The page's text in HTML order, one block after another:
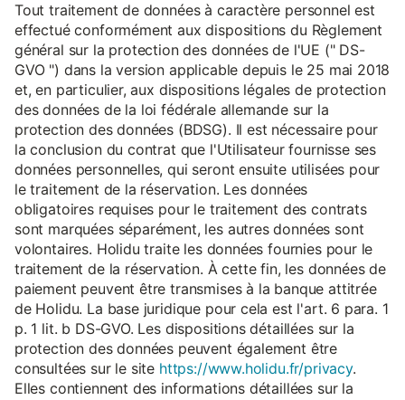
Tout traitement de données à caractère personnel est
effectué conformément aux dispositions du Règlement
général sur la protection des données de l'UE (" DS-
GVO ") dans la version applicable depuis le 25 mai 2018
et, en particulier, aux dispositions légales de protection
des données de la loi fédérale allemande sur la
protection des données (BDSG). Il est nécessaire pour
la conclusion du contrat que l'Utilisateur fournisse ses
données personnelles, qui seront ensuite utilisées pour
le traitement de la réservation. Les données
obligatoires requises pour le traitement des contrats
sont marquées séparément, les autres données sont
volontaires. Holidu traite les données fournies pour le
traitement de la réservation. À cette fin, les données de
paiement peuvent être transmises à la banque attitrée
de Holidu. La base juridique pour cela est l'art. 6 para. 1
p. 1 lit. b DS-GVO. Les dispositions détaillées sur la
protection des données peuvent également être
consultées sur le site https://www.holidu.fr/privacy.
Elles contiennent des informations détaillées sur la